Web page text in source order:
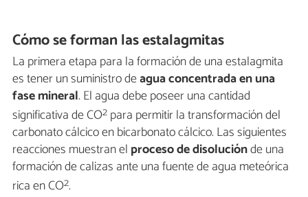
Cómo se forman las estalagmitas
La primera etapa para la formación de una estalagmita
es tener un suministro deagua concentrada en una
fase mineral. El agua debe poseer una cantidad
significativa de CO2 para permitir la transformación del
carbonato cálcico en bicarbonato cálcico. Las siguientes
reacciones muestran el proceso de disoluciónde una
formación de calizas ante una fuente de agua meteórica
rica en CO2.